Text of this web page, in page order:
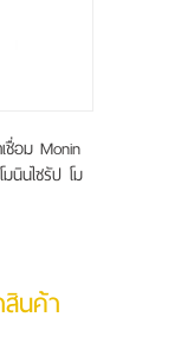
ชื่อม Monin
นินไซรัป โม
นค้า